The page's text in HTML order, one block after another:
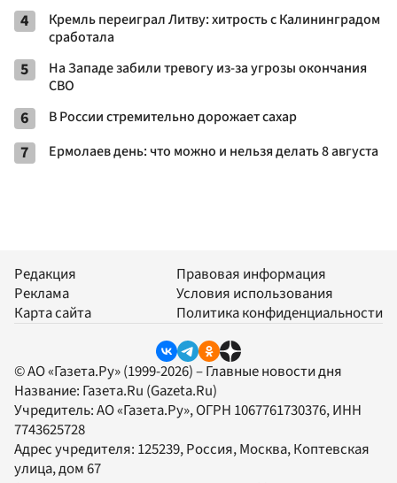
4
Кремль переиграл Литву: хитрость с Калининградом
сработала
5
На Западе забили тревогу из-за угрозы окончания
СВО
6 В России стремительно дорожает сахар
7 Ермолаев день: что можно и нельзя делать 8 августа
Редакция
Реклама
Карта сайта
Правовая информация
Условия использования
Политика конфиденциальности
© АО «Газета.Ру» (1999-2026) – Главные новости дня
Название: Газета.Ru (Gazeta.Ru)
Учредитель:АО «Газета.Ру», ОГРН 1067761730376, ИНН
7743625728
Адрес учредителя: 125239, Россия, Москва, Коптевская
улица, дом 67